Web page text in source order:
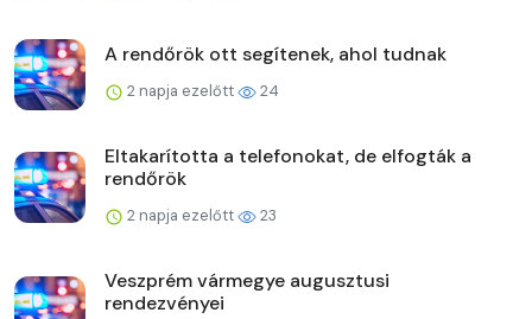
A rendőrök ott segítenek, ahol tudnak
2 napja ezelőtt 24
Eltakarította a telefonokat, de elfogták a
rendőrök
2 napja ezelőtt 23
Veszprém vármegye augusztusi
rendezvényei